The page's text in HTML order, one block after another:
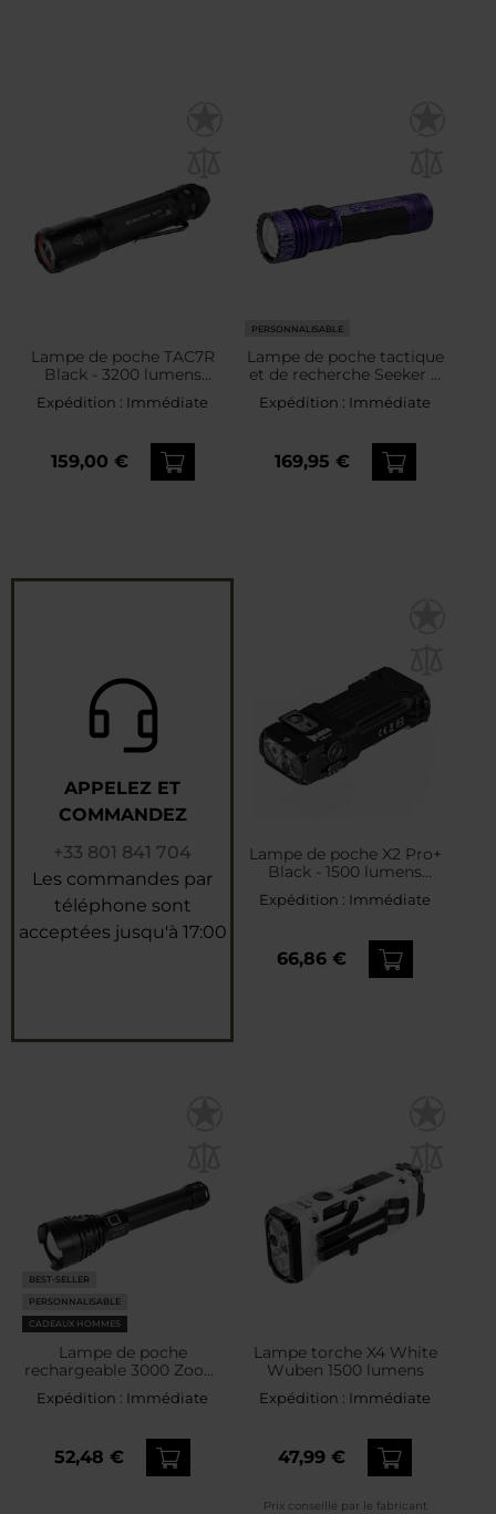
Lampe de poche TAC7R
Black - 3200 lumens
Ledlenser
Expédition : Immédiate
159,00 €
PERSONNALISABLE
Lampe de poche tactique
et de recherche Seeker 4
Pro Cool White Cyber
Violet - 4600 lumens
Expédition : Immédiate
169,95 €
APPELEZ ET
COMMANDEZ
+33 801 841 704
Les commandes par
téléphone sont
acceptées jusqu'à 17:00
Lampe de poche X2 Pro+
Black - 1500 lumens
Wuben
Expédition : Immédiate
66,86 €
BEST-SELLER
PERSONNALISABLE
CADEAUX HOMMES
Lampe de poche
rechargeable 3000 Zoom
Thrower - 3000 lumens
XRG
Expédition : Immédiate
52,48 €
Lampe torche X4 White
Wuben 1500 lumens
Expédition : Immédiate
47,99 €
Prix conseillé par le fabricant